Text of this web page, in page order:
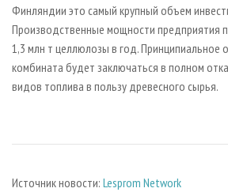
Финляндии это самый крупный объем
Производственные мощности предприятия
1,3 млн т целлюлозы в год. Принципиальное
комбината будет заключаться в полном
видов топлива в пользу древесного сырья.
Источник новости: Lesprom Network